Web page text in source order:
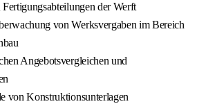
der Werft
von Werksvergaben im Bereich
Angebotsvergleichen und
von Konstruktionsunterlagen